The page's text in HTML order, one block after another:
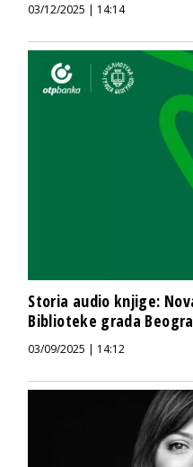
03/12/2025 | 14:14
Storia audio knjige:
Biblioteke grada
03/09/2025 | 14:12